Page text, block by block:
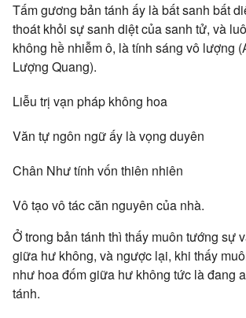
Tấm gương bản tánh ấy là bất sanh bất
thoát khỏi sự sanh diệt của sanh tử, và
không hề nhiễm ô, là tính sáng vô lượng
Lượng Quang).
Liễu trị vạn pháp không hoa
Văn tự ngôn ngữ ấy là vọng duyên
Chân Như tính vốn thiên nhiên
Vô tạo vô tác căn nguyên của nhà.
Ở trong bản tánh thì thấy muôn tướng sự
giữa hư không, và ngược lại, khi thấy
như hoa đốm giữa hư không tức là đang
tánh.